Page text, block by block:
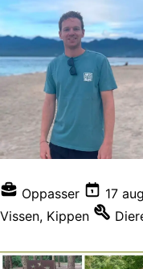
Oppasser 17
Vissen, Kippen